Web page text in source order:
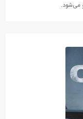
می‌شود.